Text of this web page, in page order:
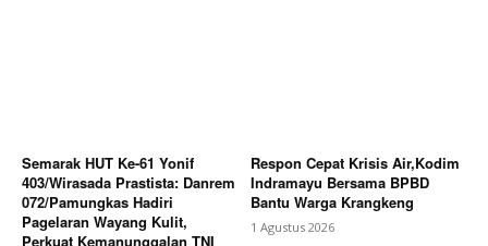
Semarak HUT Ke-61 Yonif
403/Wirasada Prastista: Danrem
072/Pamungkas Hadiri
Pagelaran Wayang Kulit,
Perkuat Kemanunggalan TNI
Respon Cepat Krisis Air,Kodim
Indramayu Bersama BPBD
Bantu Warga Krangkeng
1 Agustus 2026